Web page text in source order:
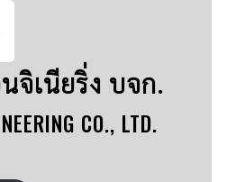
จิเนียริ่ง บจก.
CO., LTD.